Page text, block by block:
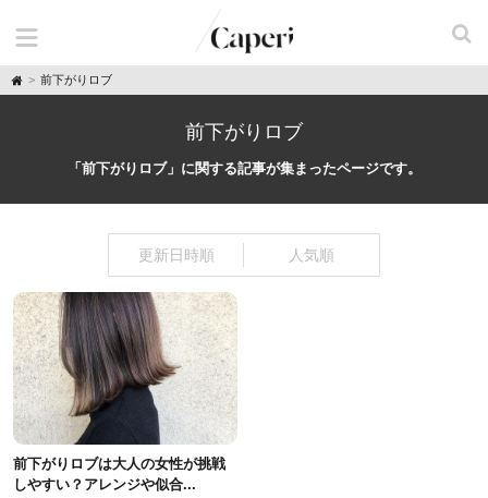
H
o
前下がりロブ
前下がりロブ
「前下がりロブ」に関する記事が集まったページです。
更新日時順 人気順
前下がりロブは大人の女性が挑戦
しやすい？アレンジや似合...